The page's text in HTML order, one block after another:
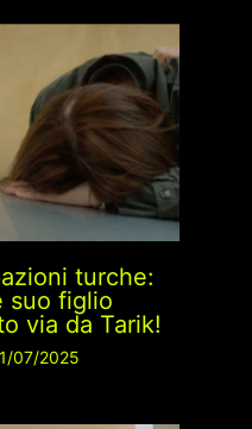
turche:
suo figlio
via da Tarik!
07/2025